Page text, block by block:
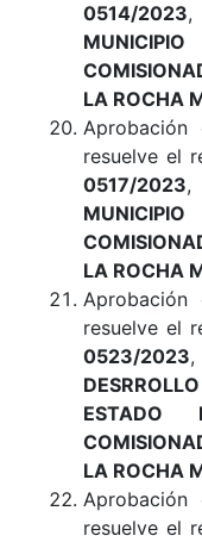
0514/2023,
LA ROCHA
resuelve el
0517/2023,
LA ROCHA
resuelve el
0523/2023
ESTADO
LA ROCHA
resuelve el